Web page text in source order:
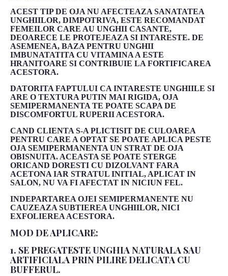
ACEST TIP DE OJA NU AFECTEAZA SANATATEA
UNGHIILOR, DIMPOTRIVA, ESTE RECOMANDAT
FEMEILOR CARE AU UNGHII CASANTE,
DEOARECE LE PROTEJEAZA SI INTARESTE. DE
ASEMENEA, BAZA PENTRU UNGHII
IMBUNATATITA CU VITAMINA A ESTE
HRANITOARE SI CONTRIBUIE LA FORTIFICAREA
ACESTORA.
DATORITA FAPTULUI CA INTARESTE UNGHIILE SI
ARE O TEXTURA PUTIN MAI RIGIDA, OJA
SEMIPERMANENTA TE POATE SCAPA DE
DISCOMFORTUL RUPERII ACESTORA.
CAND CLIENTA S-A PLICTISIT DE CULOAREA
PENTRU CARE A OPTAT SE POATE APLICA PESTE
OJA SEMIPERMANENTA UN STRAT DE OJA
OBISNUITA. ACEASTA SE POATE STERGE
ORICAND DORESTI CU DIZOLVANT FARA
ACETONA IAR STRATUL INITIAL, APLICAT IN
SALON, NU VA FI AFECTAT IN NICIUN FEL.
INDEPARTAREA OJEI SEMIPERMANENTE NU
CAUZEAZA SUBTIEREA UNGHIILOR, NICI
EXFOLIEREA ACESTORA.
MOD DE APLICARE:
1. SE PREGATESTE UNGHIA NATURALA SAU
ARTIFICIALA PRIN PILIRE DELICATA CU
BUFFERUL.